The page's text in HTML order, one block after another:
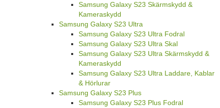
Samsung Galaxy S23 Skärmskydd &
Kameraskydd
Samsung Galaxy S23 Ultra
Samsung Galaxy S23 Ultra Fodral
Samsung Galaxy S23 Ultra Skal
Samsung Galaxy S23 Ultra Skärmskydd &
Kameraskydd
Samsung Galaxy S23 Ultra Laddare, Kablar
& Hörlurar
Samsung Galaxy S23 Plus
Samsung Galaxy S23 Plus Fodral